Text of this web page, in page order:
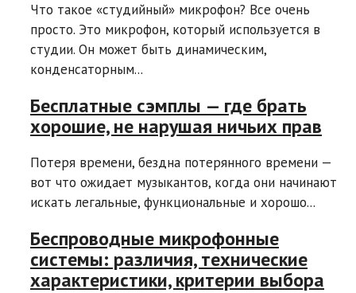
Что такое «студийный» микрофон? Все очень
просто. Это микрофон, который используется в
студии. Он может быть динамическим,
конденсаторным...
Бесплатные сэмплы — где брать
хорошие, не нарушая ничьих прав
Потеря времени, бездна потерянного времени —
вот что ожидает музыкантов, когда они начинают
искать легальные, функциональные и хорошо...
Беспроводные микрофонные
системы: различия, технические
характеристики, критерии выбора